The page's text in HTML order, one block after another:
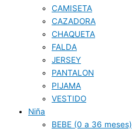
CAMISETA
CAZADORA
CHAQUETA
FALDA
JERSEY
PANTALON
PIJAMA
VESTIDO
Niña
BEBE (0 a 36 meses)